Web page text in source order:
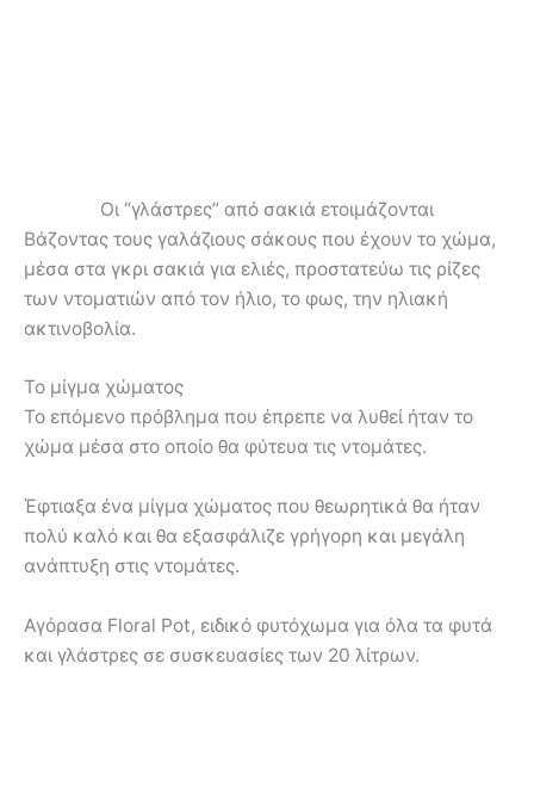
Οι “γλάστρες” από σακιά ετοιμάζονται
Βάζοντας τους γαλάζιους σάκους που έχουν το χώμα,
μέσα στα γκρι σακιά για ελιές, προστατεύω τις ρίζες
των ντοματιών από τον ήλιο, το φως, την ηλιακή
ακτινοβολία.
Το μίγμα χώματος
Το επόμενο πρόβλημα που έπρεπε να λυθεί ήταν το
χώμα μέσα στο οποίο θα φύτευα τις ντομάτες.
Έφτιαξα ένα μίγμα χώματος που θεωρητικά θα ήταν
πολύ καλό και θα εξασφάλιζε γρήγορη και μεγάλη
ανάπτυξη στις ντομάτες.
Αγόρασα Floral Pot, ειδικό φυτόχωμα για όλα τα φυτά
και γλάστρες σε συσκευασίες των 20 λίτρων.